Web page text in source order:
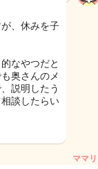
、休みを子
なやつだと
奥さんのメ
説明したう
談したらい
ママリ